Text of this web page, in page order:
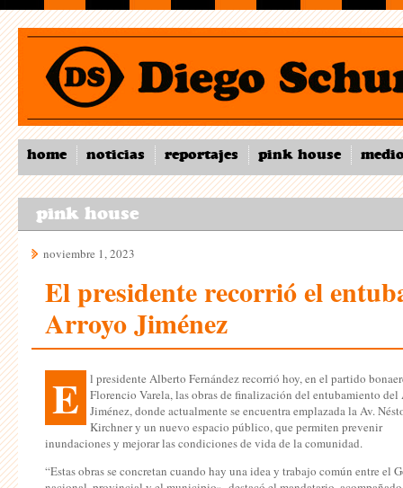
home noticias reportajes pink house
pink house
noviembre 1, 2023
El presidente recorrió el
Arroyo Jiménez
E
l presidente Alberto Fernández recorrió hoy, en el partido
Florencio Varela, las obras de finalización del entubamiento del
Jiménez, donde actualmente se encuentra emplazada la Av.
Kirchner y un nuevo espacio público, que permiten prevenir
inundaciones y mejorar las condiciones de vida de la comunidad.
“Estas obras se concretan cuando hay una idea y trabajo común entre el